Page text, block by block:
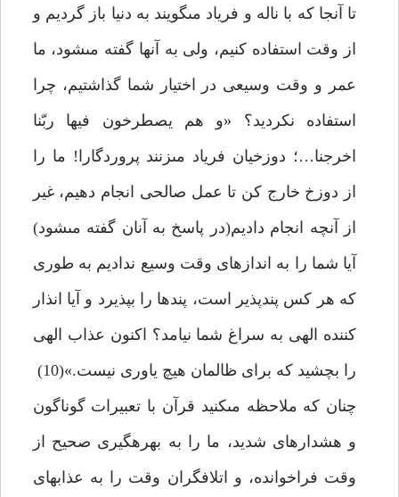
تا آنجا كه با ناله و فرياد مى‏گويند به دنيا باز گرديم و
از وقت استفاده كنيم، ولى به آنها گفته مى‏شود، ما
عمر و وقت وسيعى در اختيار شما گذاشتيم، چرا
استفاده نكرديد؟ «و هم يصطرخون فيها ربّنا
اخرجنا…؛ دوزخيان فرياد مى‏زنند پروردگارا! ما را
از دوزخ خارج كن تا عمل صالحى انجام دهيم، غير
از آنچه انجام داديم(در پاسخ به آنان گفته مى‏شود)
آيا شما را به اندازه‏اى وقت وسيع نداديم به طورى
كه هر كس پندپذير است، پندها را بپذيرد و آيا انذار
كننده الهى به سراغ شما نيامد؟ اكنون عذاب الهى
را بچشيد كه براى ظالمان هيچ ياورى نيست.»(10)
چنان كه ملاحظه مى‏كنيد قرآن با تعبيرات گوناگون
و هشدارهاى شديد، ما را به بهره‏گيرى صحيح از
وقت فراخوانده، و اتلاف‏گران وقت را به عذاب‏هاى